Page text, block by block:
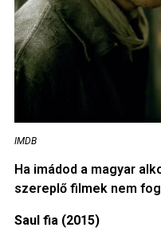
IMDB
Ha imádod a magyar
szereplő filmek nem
Saul fia (2015)